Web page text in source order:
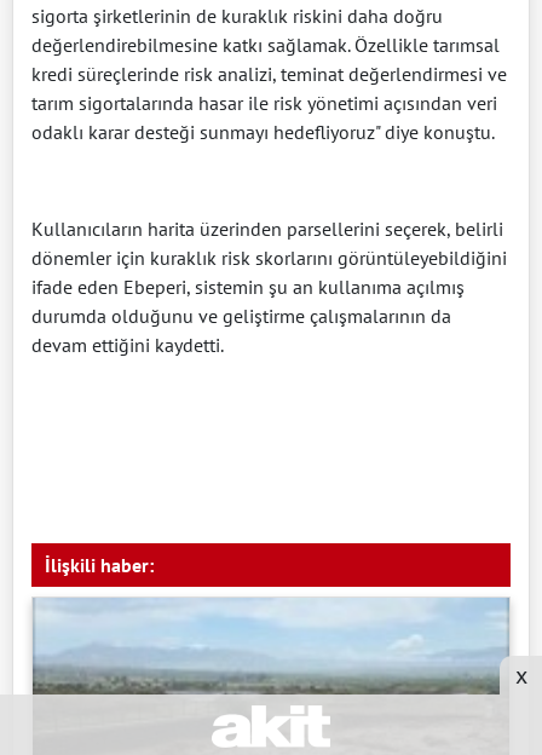
sigorta şirketlerinin de kuraklık riskini daha doğru
değerlendirebilmesine katkı sağlamak. Özellikle tarımsal
kredi süreçlerinde risk analizi, teminat değerlendirmesi ve
tarım sigortalarında hasar ile risk yönetimi açısından veri
odaklı karar desteği sunmayı hedefliyoruz" diye konuştu.
Kullanıcıların harita üzerinden parsellerini seçerek, belirli
dönemler için kuraklık risk skorlarını görüntüleyebildiğini
ifade eden Ebeperi, sistemin şu an kullanıma açılmış
durumda olduğunu ve geliştirme çalışmalarının da
devam ettiğini kaydetti.
İlişkili haber:
x